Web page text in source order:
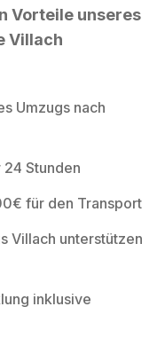
Vorteile unseres
Villach
Umzugs nach
Stunden
für den Transport
Villach unterstützen
inklusive